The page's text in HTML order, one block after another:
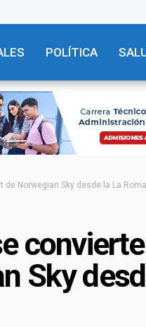
POLÍTICA
Norwegian Sky desde la La
Sky